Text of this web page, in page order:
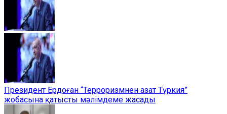
Президент Ердоған “Терроризмнен азат Түркия”
жобасына қатысты мәлімдеме жасады